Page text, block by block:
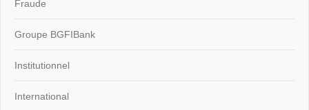
Fraude
Groupe BGFIBank
Institutionnel
International